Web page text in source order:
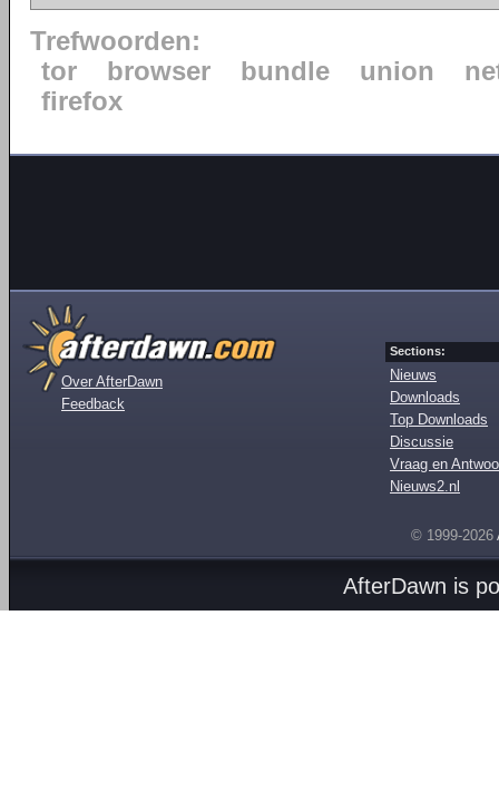
Trefwoorden:
tor
browser bundle union
firefox
Over AfterDawn
Feedback
Sections:
Nieuws
Downloads
Top Downloads
Discussie
Vraag en
Nieuws2.nl
© 1999-2026
AfterDawn is